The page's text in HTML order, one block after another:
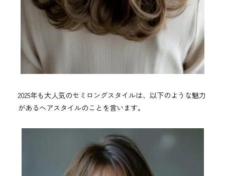
2025年も大人気のセミロングスタイルは、以下のような魅力
があるヘアスタイルのことを言います。